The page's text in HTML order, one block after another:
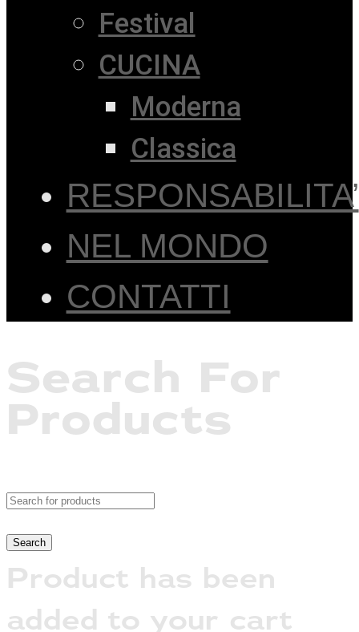
Festival
CUCINA
Moderna
Classica
RESPONSABILITA’
NEL MONDO
CONTATTI
Search For
Products
Product has been
added to your cart